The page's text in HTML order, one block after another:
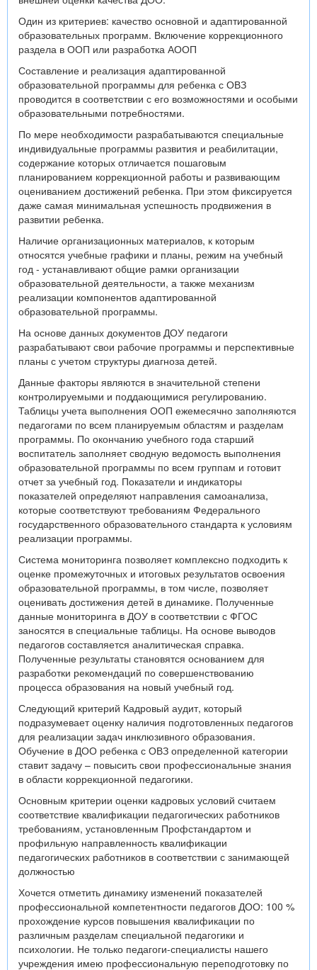
Один из критериев: качество основной и адаптированной
образовательных программ. Включение коррекционного
раздела в ООП или разработка АООП
Составление и реализация адаптированной
образовательной программы для ребенка с ОВЗ
проводится в соответствии с его возможностями и особыми
образовательными потребностями.
По мере необходимости разрабатываются специальные
индивидуальные программы развития и реабилитации,
содержание которых отличается пошаговым
планированием коррекционной работы и развивающим
оцениванием достижений ребенка. При этом фиксируется
даже самая минимальная успешность продвижения в
развитии ребенка.
Наличие организационных материалов, к которым
относятся учебные графики и планы, режим на учебный
год - устанавливают общие рамки организации
образовательной деятельности, а также механизм
реализации компонентов адаптированной
образовательной программы.
На основе данных документов ДОУ педагоги
разрабатывают свои рабочие программы и перспективные
планы с учетом структуры диагноза детей.
Данные факторы являются в значительной степени
контролируемыми и поддающимися регулированию.
Таблицы учета выполнения ООП ежемесячно заполняются
педагогами по всем планируемым областям и разделам
программы. По окончанию учебного года старший
воспитатель заполняет сводную ведомость выполнения
образовательной программы по всем группам и готовит
отчет за учебный год. Показатели и индикаторы
показателей определяют направления самоанализа,
которые соответствуют требованиям Федерального
государственного образовательного стандарта к условиям
реализации программы.
Система мониторинга позволяет комплексно подходить к
оценке промежуточных и итоговых результатов освоения
образовательной программы, в том числе, позволяет
оценивать достижения детей в динамике. Полученные
данные мониторинга в ДОУ в соответствии с ФГОС
заносятся в специальные таблицы. На основе выводов
педагогов составляется аналитическая справка.
Полученные результаты становятся основанием для
разработки рекомендаций по совершенствованию
процесса образования на новый учебный год.
Следующий критерий Кадровый аудит, который
подразумевает оценку наличия подготовленных педагогов
для реализации задач инклюзивного образования.
Обучение в ДОО ребенка с ОВЗ определенной категории
ставит задачу – повысить свои профессиональные знания
в области коррекционной педагогики.
Основным критерии оценки кадровых условий считаем
соответствие квалификации педагогических работников
требованиям, установленным Профстандартом и
профильную направленность квалификации
педагогических работников в соответствии с занимающей
должностью
Хочется отметить динамику изменений показателей
профессиональной компетентности педагогов ДОО: 100 %
прохождение курсов повышения квалификации по
различным разделам специальной педагогики и
психологии. Не только педагоги-специалисты нашего
учреждения имею профессиональную переподготовку по